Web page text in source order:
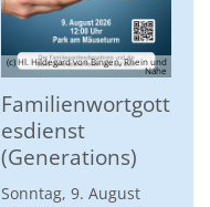
(c) Hl. Hildegard von Bingen, Rhein und
Nahe
Familienwortgott
esdienst
(Generations)
Sonntag, 9. August